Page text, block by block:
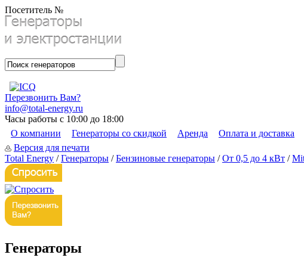
Посетитель №
Перезвонить Вам?
info@total-energy.ru
Часы работы с 10:00 до 18:00
О компании
Генераторы со скидкой Аренда Оплата и доставка
Версия для печати
Total Energy /Генераторы /Бензиновые генераторы /От 0,5 до 4 кВт /
Генераторы